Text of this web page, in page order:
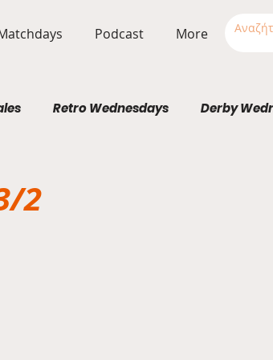
Podcast More
Retro Wednesdays Derby
2